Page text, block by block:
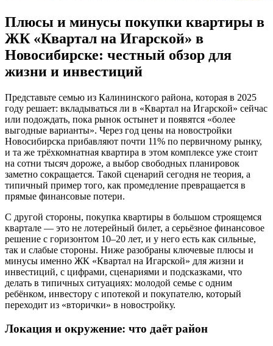
Плюсы и минусы покупки квартиры в
ЖК «Квартал на Игарской» в
Новосибирске: честный обзор для
жизни и инвестиций
Представьте семью из Калининского района, которая в 2025
году решает: вкладываться ли в «Квартал на Игарской» сейчас
или подождать, пока рынок остынет и появятся «более
выгодные варианты». Через год цены на новостройки
Новосибирска прибавляют почти 11% по первичному рынку,
и та же трёхкомнатная квартира в этом комплексе уже стоит
на сотни тысяч дороже, а выбор свободных планировок
заметно сокращается. Такой сценарий сегодня не теория, а
типичный пример того, как промедление превращается в
прямые финансовые потери.
С другой стороны, покупка квартиры в большом строящемся
квартале — это не лотерейный билет, а серьёзное финансовое
решение с горизонтом 10–20 лет, и у него есть как сильные,
так и слабые стороны. Ниже разобраны ключевые плюсы и
минусы именно ЖК «Квартал на Игарской» для жизни и
инвестиций, с цифрами, сценариями и подсказками, что
делать в типичных ситуациях: молодой семье с одним
ребёнком, инвестору с ипотекой и покупателю, который
переходит из «вторички» в новостройку.
Локация и окружение: что даёт район